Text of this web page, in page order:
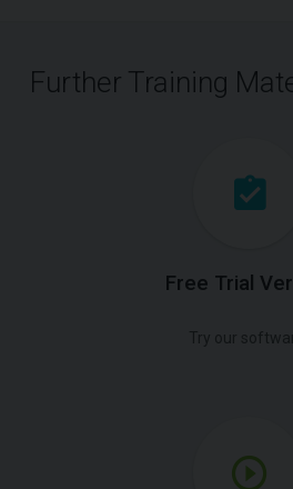
Further Training
Free Trial